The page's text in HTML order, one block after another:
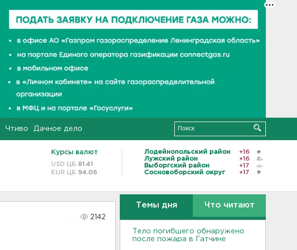
Чтиво Дачное дело
Курсы валют
USD ЦБ 81.41
EUR ЦБ 94.06
Лодейнопольский район
+16
Лужский район
+16
Выборгский район
+17
Сосновоборский округ
+17
2142
Темы дня Что читают
Тело погибшего обнаружено
после пожара в Гатчине